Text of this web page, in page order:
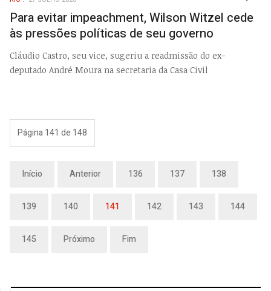
Para evitar impeachment, Wilson Witzel cede
às pressões políticas de seu governo
Cláudio Castro, seu vice, sugeriu a readmissão do ex-
deputado André Moura na secretaria da Casa Civil
Página 141 de 148
Início Anterior 136 137 138
139 140 141 142 143 144
145 Próximo Fim